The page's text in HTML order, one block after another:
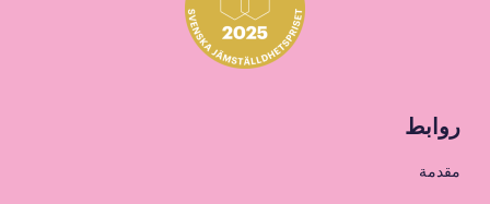
روابط
مقدمة